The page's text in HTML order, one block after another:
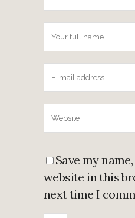
Save my
website in this
next time I